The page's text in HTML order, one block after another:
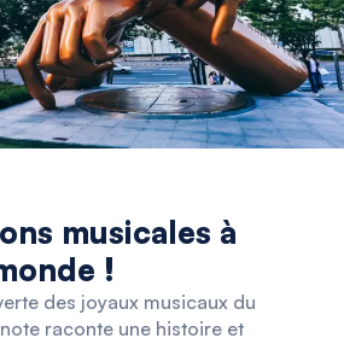
musicales à
!
des joyaux musicaux du
raconte une histoire et